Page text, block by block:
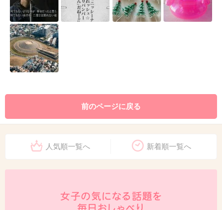
前のページに戻る
人気順一覧へ 新着順一覧へ